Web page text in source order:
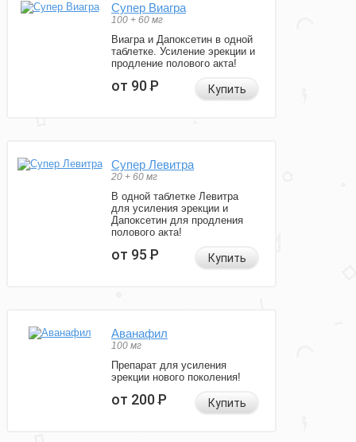
Супер Виагра
100 + 60 мг
Виагра и Дапоксетин в одной
таблетке. Усиление эрекции и
продление полового акта!
от 90Р Купить
Супер Левитра
20 + 60 мг
В одной таблетке Левитра
для усиления эрекции и
Дапоксетин для продления
полового акта!
от 95Р Купить
Аванафил
100 мг
Препарат для усиления
эрекции нового поколения!
от 200Р Купить